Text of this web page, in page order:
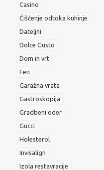
Casino
Čiščenje odtoka kuhinje
Dateljni
Dolce Gusto
Dom in vrt
Fen
Garažna vrata
Gastroskopija
Gradbeni oder
Gucci
Holesterol
Invisalign
Izola restavracije